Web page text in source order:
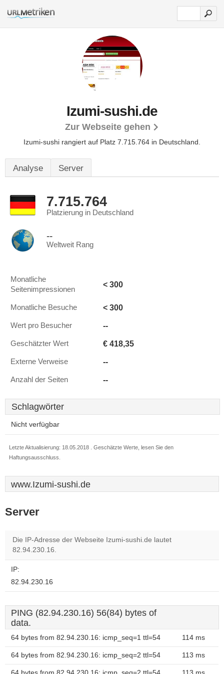
Izumi-sushi.de
Zur Webseite gehen
Izumi-sushi rangiert auf Platz 7.715.764 in Deutschland.
Analyse Server
7.715.764
Platzierung in Deutschland
--
Weltweit Rang
Monatliche
Seitenimpressionen
< 300
Monatliche Besuche < 300
Wert pro Besucher --
Geschätzter Wert € 418,35
Externe Verweise --
Anzahl der Seiten --
Schlagwörter
Nicht verfügbar
Letzte Aktualisierung: 18.05.2018 . Geschätzte Werte, lesen Sie den
Haftungsausschluss.
www.Izumi-sushi.de
Server
Die IP-Adresse der Webseite Izumi-sushi.de lautet
82.94.230.16.
IP:
82.94.230.16
PING (82.94.230.16) 56(84) bytes of
data.
64 bytes from 82.94.230.16: icmp_seq=1 ttl=54 114 ms
64 bytes from 82.94.230.16: icmp_seq=2 ttl=54 113 ms